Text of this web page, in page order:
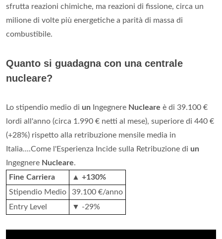
sfrutta reazioni chimiche, ma reazioni di fissione, circa un
milione di volte più energetiche a parità di massa di
combustibile.
Quanto si guadagna con una centrale
nucleare?
Lo stipendio medio di un Ingegnere Nucleare è di 39.100 €
lordi all'anno (circa 1.990 € netti al mese), superiore di 440 €
(+28%) rispetto alla retribuzione mensile media in
Italia....Come l'Esperienza Incide sulla Retribuzione di un
Ingegnere Nucleare.
Fine Carriera
▲ +130%
Stipendio Medio
39.100 €/anno
Entry Level
▼ -29%